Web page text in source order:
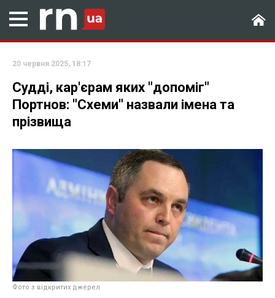
20 червня 2025, 18:17
Судді, кар'єрам яких "допоміг"
Портнов: "Схеми" назвали імена та
прізвища
Фото з відкритих джерел